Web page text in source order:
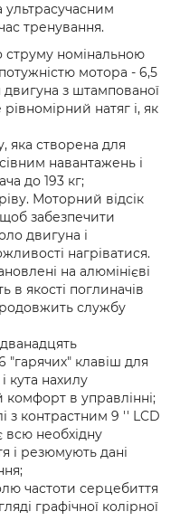
тренування.
струму номінальною
мотора - 6,5
двигуна з штампованої
рівномірний натяг і, як
яка створена для
навантажень і
до 193 кг;
Моторний відсік
забезпечити
двигуна і
нагріватися.
на алюмінієві
в якості поглиначів
службу
"гарячих" клавіш для
кута нахилу
в управлінні;
з контрастним 9 '' LCD
необхідну
і резюмують дані
частоти серцебиття
графічної колірної